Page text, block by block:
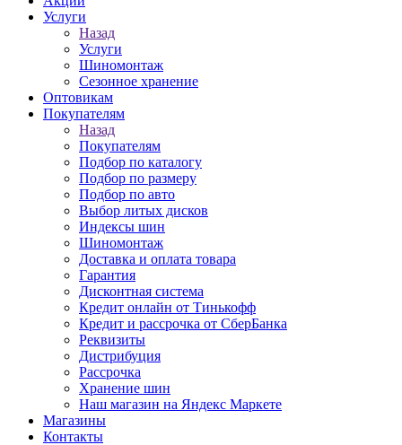
Услуги
Назад
Услуги
Шиномонтаж
Сезонное хранение
Оптовикам
Покупателям
Назад
Покупателям
Подбор по каталогу
Подбор по размеру
Подбор по авто
Выбор литых дисков
Индексы шин
Шиномонтаж
Доставка и оплата товара
Гарантия
Дисконтная система
Кредит онлайн от Тинькофф
Кредит и рассрочка от СберБанка
Реквизиты
Дистрибуция
Рассрочка
Хранение шин
Наш магазин на Яндекс Маркете
Магазины
Контакты